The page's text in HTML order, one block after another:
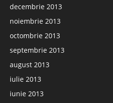
decembrie 2013
noiembrie 2013
octombrie 2013
septembrie 2013
august 2013
iulie 2013
iunie 2013